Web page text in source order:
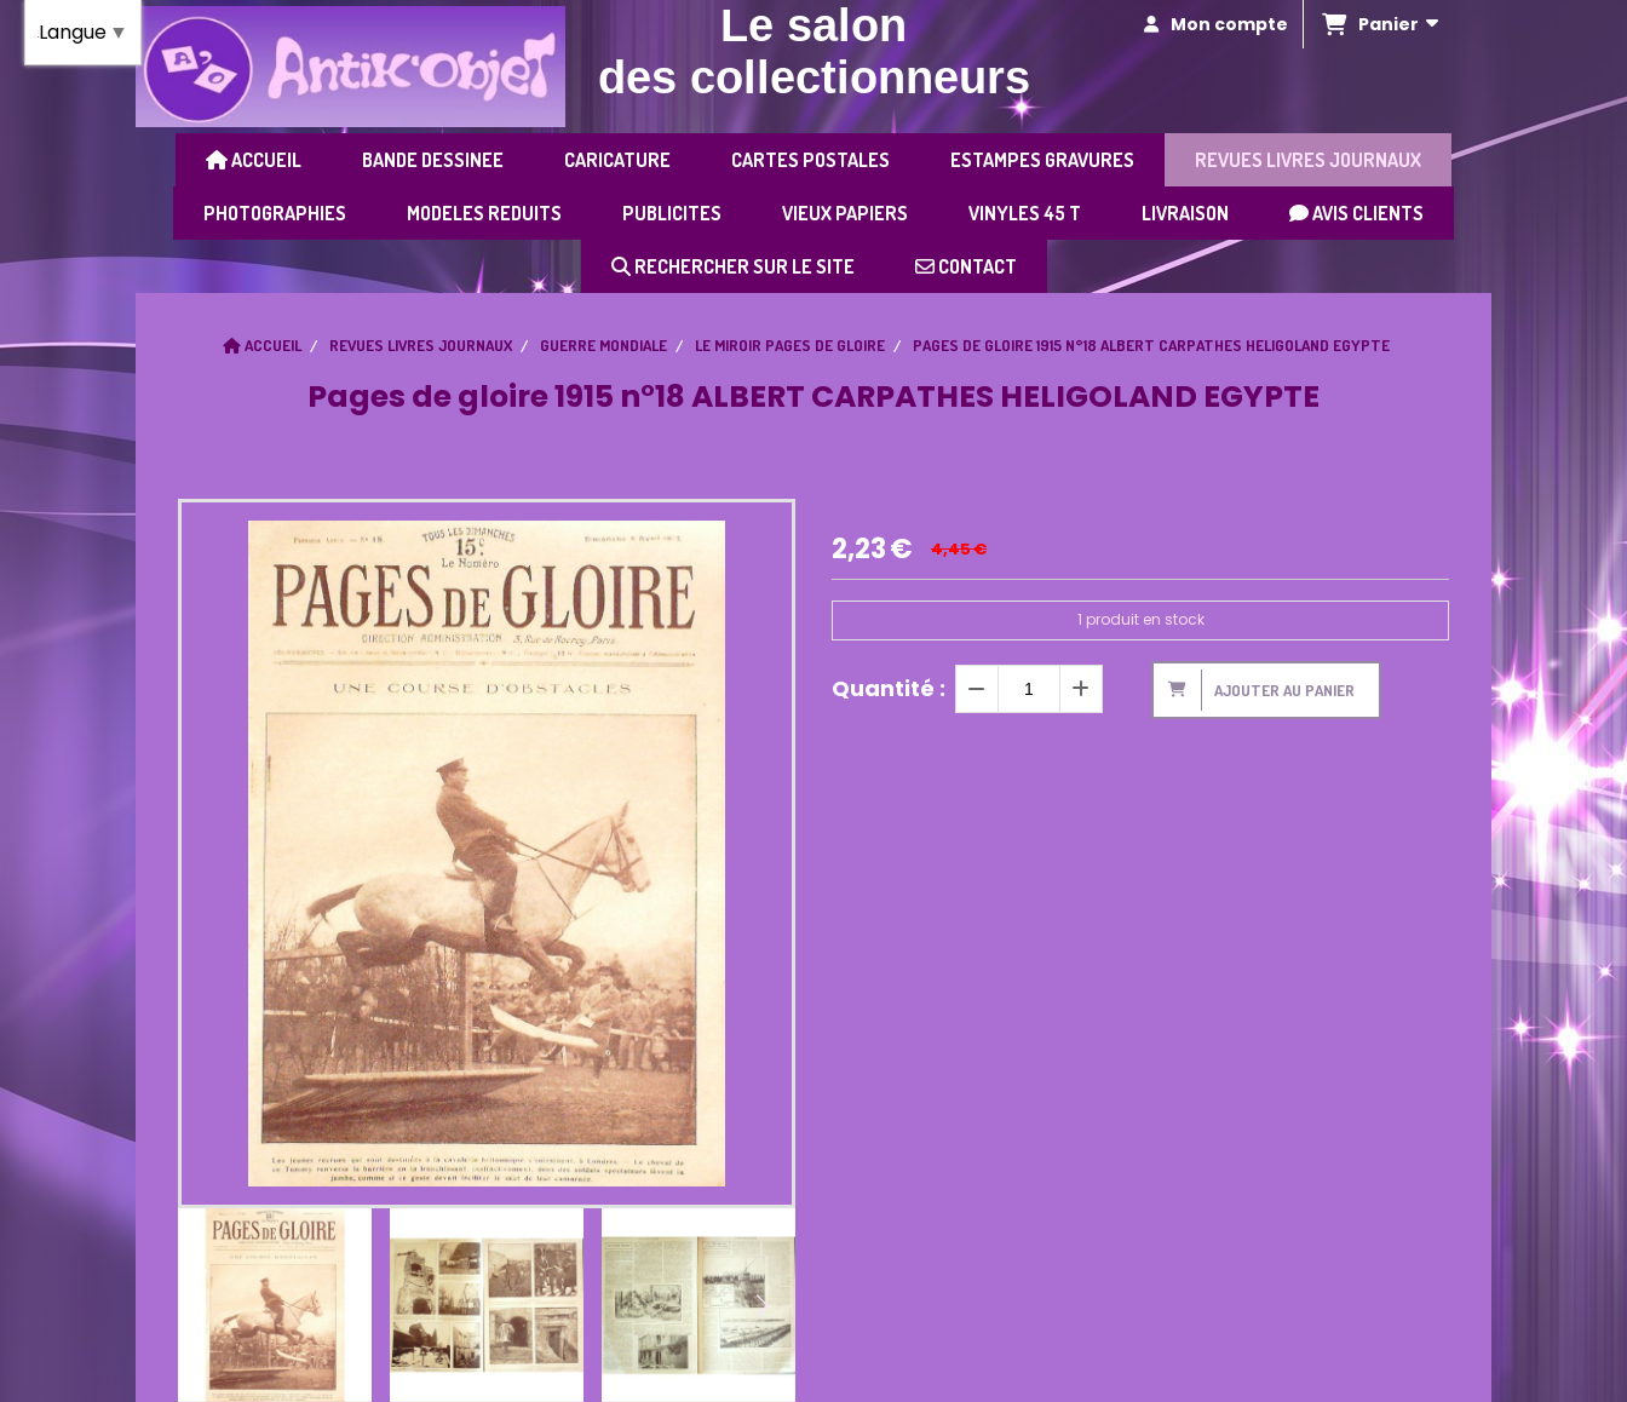
Le salon
des collectionneurs
Mon compte Panier
ACCUEIL BANDE DESSINEE CARICATURE CARTES POSTALES ESTAMPES GRAVURES REVUES LIVRES JOURNAUX
PHOTOGRAPHIES MODELES REDUITS PUBLICITES VIEUX PAPIERS VINYLES 45 T LIVRAISON AVIS CLIENTS
RECHERCHER SUR LE SITE CONTACT
ACCUEIL REVUES LIVRES JOURNAUX GUERRE MONDIALE LE MIROIR PAGES DE GLOIRE PAGES DE GLOIRE 1915 N°18 ALBERT CARPATHES HELIGOLAND EGYPTE
Pages de gloire 1915 n°18 ALBERT CARPATHES HELIGOLAND EGYPTE
2,23€ 4,45€
1 produit en stock
Quantité : AJOUTER AU PANIER
Langue ▼
Panneau de gestion des cookies